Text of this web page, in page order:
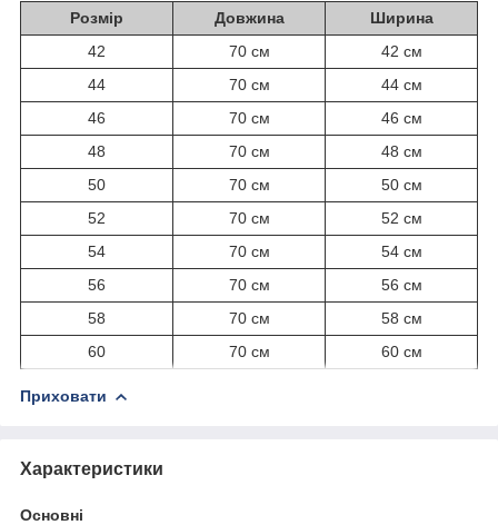
Розмір
Довжина
Ширина
42
70 см
42 см
44
70 см
44 см
46
70 см
46 см
48
70 см
48 см
50
70 см
50 см
52
70 см
52 см
54
70 см
54 см
56
70 см
56 см
58
70 см
58 см
60
70 см 60 см
Приховати
Характеристики
Основні